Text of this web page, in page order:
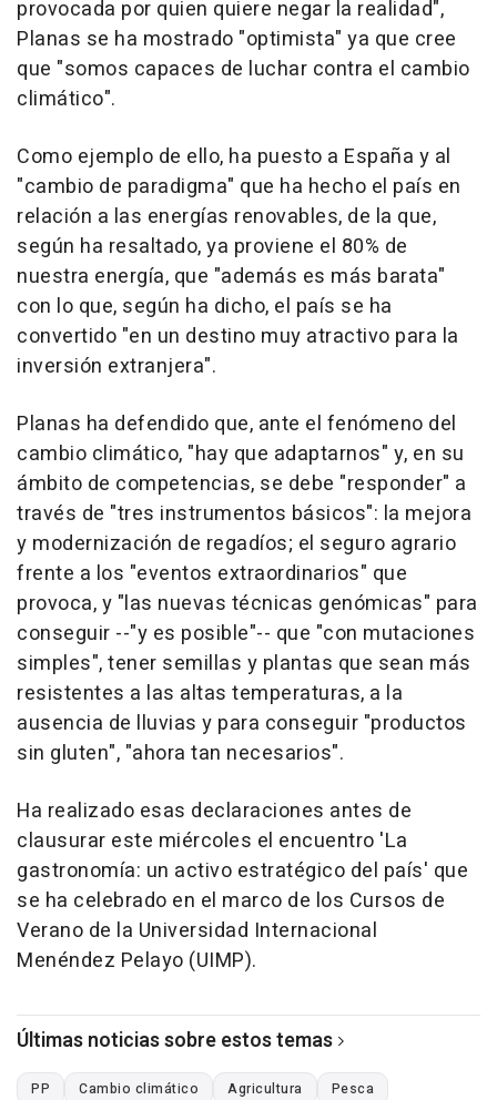
provocada por quien quiere negar la realidad",
Planas se ha mostrado "optimista" ya que cree
que "somos capaces de luchar contra el cambio
climático".
Como ejemplo de ello, ha puesto a España y al
"cambio de paradigma" que ha hecho el país en
relación a las energías renovables, de la que,
según ha resaltado, ya proviene el 80% de
nuestra energía, que "además es más barata"
con lo que, según ha dicho, el país se ha
convertido "en un destino muy atractivo para la
inversión extranjera".
Planas ha defendido que, ante el fenómeno del
cambio climático, "hay que adaptarnos" y, en su
ámbito de competencias, se debe "responder" a
través de "tres instrumentos básicos": la mejora
y modernización de regadíos; el seguro agrario
frente a los "eventos extraordinarios" que
provoca, y "las nuevas técnicas genómicas" para
conseguir --"y es posible"-- que "con mutaciones
simples", tener semillas y plantas que sean más
resistentes a las altas temperaturas, a la
ausencia de lluvias y para conseguir "productos
sin gluten", "ahora tan necesarios".
Ha realizado esas declaraciones antes de
clausurar este miércoles el encuentro 'La
gastronomía: un activo estratégico del país' que
se ha celebrado en el marco de los Cursos de
Verano de la Universidad Internacional
Menéndez Pelayo (UIMP).
Últimas noticias sobre estos temas
PP Cambio climático Agricultura
Pesca